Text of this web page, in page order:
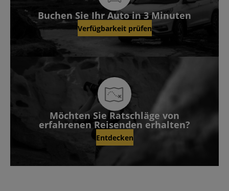
Buchen Sie Ihr Auto in 3 Minuten
Verfügbarkeit prüfen
Möchten Sie Ratschläge von
erfahrenen Reisenden erhalten?
Entdecken